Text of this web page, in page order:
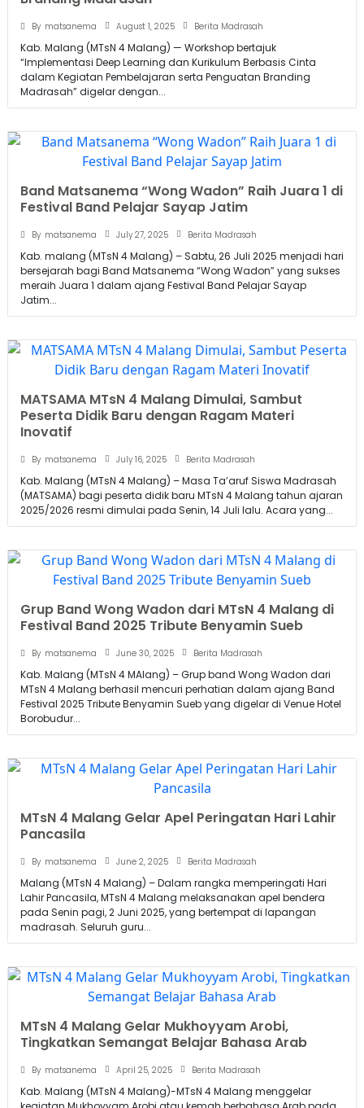
By matsanema August 1, 2025 Berita Madrasah
Kab. Malang (MTsN 4 Malang) — Workshop bertajuk
“Implementasi Deep Learning dan Kurikulum Berbasis Cinta
dalam Kegiatan Pembelajaran serta Penguatan Branding
Madrasah” digelar dengan...
Band Matsanema “Wong Wadon” Raih Juara 1 di
Festival Band Pelajar Sayap Jatim
By matsanema July 27, 2025 Berita Madrasah
Kab. malang (MTsN 4 Malang) – Sabtu, 26 Juli 2025 menjadi hari
bersejarah bagi Band Matsanema “Wong Wadon” yang sukses
meraih Juara 1 dalam ajang Festival Band Pelajar Sayap
Jatim...
MATSAMA MTsN 4 Malang Dimulai, Sambut
Peserta Didik Baru dengan Ragam Materi
Inovatif
By matsanema July 16, 2025 Berita Madrasah
Kab. Malang (MTsN 4 Malang) – Masa Ta’aruf Siswa Madrasah
(MATSAMA) bagi peserta didik baru MTsN 4 Malang tahun ajaran
2025/2026 resmi dimulai pada Senin, 14 Juli lalu. Acara yang...
Grup Band Wong Wadon dari MTsN 4 Malang di
Festival Band 2025 Tribute Benyamin Sueb
By matsanema June 30, 2025 Berita Madrasah
Kab. Malang (MTsN 4 MAlang) – Grup band Wong Wadon dari
MTsN 4 Malang berhasil mencuri perhatian dalam ajang Band
Festival 2025 Tribute Benyamin Sueb yang digelar di Venue Hotel
Borobudur...
MTsN 4 Malang Gelar Apel Peringatan Hari Lahir
Pancasila
By matsanema June 2, 2025 Berita Madrasah
Malang (MTsN 4 Malang) – Dalam rangka memperingati Hari
Lahir Pancasila, MTsN 4 Malang melaksanakan apel bendera
pada Senin pagi, 2 Juni 2025, yang bertempat di lapangan
madrasah. Seluruh guru...
MTsN 4 Malang Gelar Mukhoyyam Arobi,
Tingkatkan Semangat Belajar Bahasa Arab
By matsanema April 25, 2025 Berita Madrasah
Kab. Malang (MTsN 4 Malang)-MTsN 4 Malang menggelar